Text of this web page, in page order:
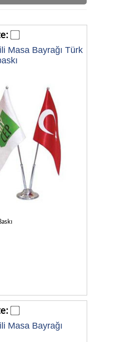
Masa Bayrağı Türk
Masa Bayrağı